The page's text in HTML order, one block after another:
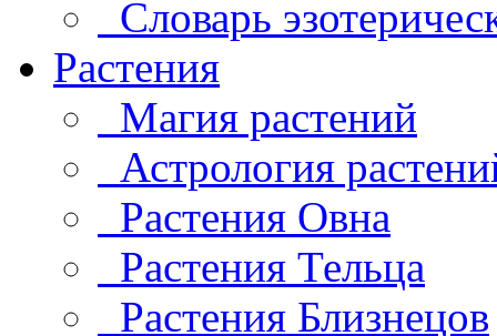
Словарь
Растения
Магия растений
Астрология
Растения Овна
Растения Тельца
Растения Близнецов